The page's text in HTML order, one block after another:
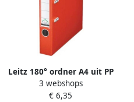
Leitz 180° ordner A4 uit PP
rug van 5 cm lichtrood
3 webshops
€ 6,35